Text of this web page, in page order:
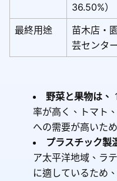
36.50%）
最終用途
苗木店・
芸センタ
野菜と果物は、
率が高く、トマト
への需要が高いた
プラスチック製
ア太平洋地域、ラ
に適しているため